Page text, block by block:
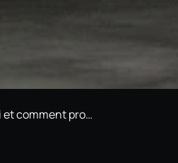
vos jantes alliage